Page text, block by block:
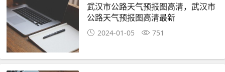
武汉市公路天气预报图高清，武汉市
公路天气预报图高清最新
2024-01-05 751